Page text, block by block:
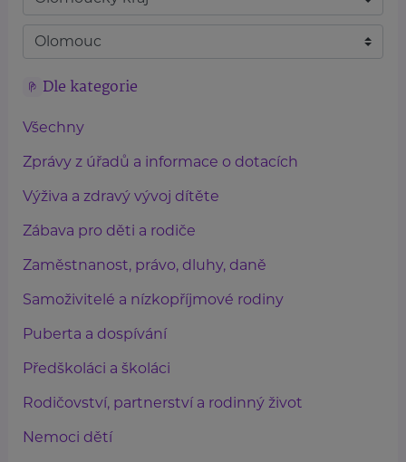
Dle kategorie
Všechny
Zprávy z úřadů a informace o dotacích
Výživa a zdravý vývoj dítěte
Zábava pro děti a rodiče
Zaměstnanost, právo, dluhy, daně
Samoživitelé a nízkopříjmové rodiny
Puberta a dospívání
Předškoláci a školáci
Rodičovství, partnerství a rodinný život
Nemoci dětí